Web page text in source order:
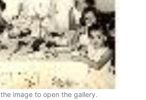
image to open the gallery.